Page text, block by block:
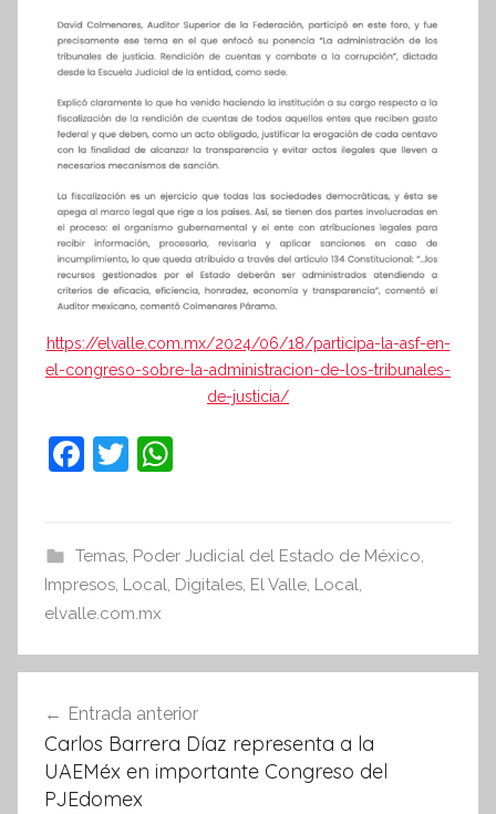
https://elvalle.com.mx/2024/06/18/participa-la-asf-en-
el-congreso-sobre-la-administracion-de-los-tribunales-
de-justicia/
F
e
b
o
o
k
T
er s
A
p
Temas, Poder Judicial del Estado de México,
Impresos, Local, Digitales, El Valle, Local,
elvalle.com.mx
de
entradas
Entrada anterior
Carlos Barrera Díaz representa a la
UAEMéx en importante Congreso del
PJEdomex